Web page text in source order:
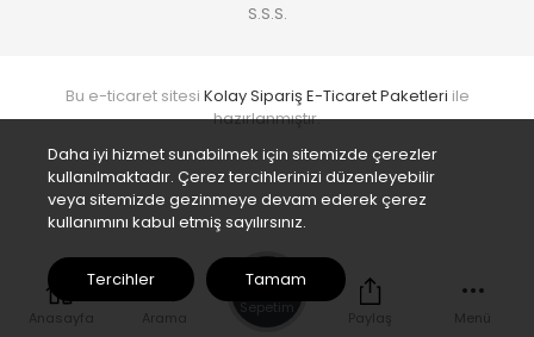
Anasayfa Arama
Sepetim
Paylaş Menü
S.S.S.
Bu e-ticaret sitesi Kolay Sipariş E-Ticaret Paketleri ile
hazırlanmıştır.
Daha iyi hizmet sunabilmek için sitemizde çerezler
kullanılmaktadır. Çerez tercihlerinizi düzenleyebilir
veya sitemizde gezinmeye devam ederek çerez
kullanımını kabul etmiş sayılırsınız.
Tercihler Tamam